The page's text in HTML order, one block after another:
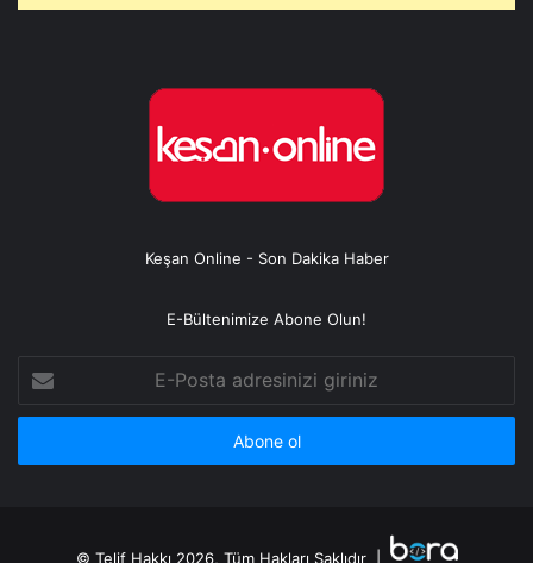
Keşan Online - Son Dakika Haber
E-Bültenimize Abone Olun!
Posta
adresinizi
© Telif Hakkı 2026, Tüm Hakları Saklıdır |